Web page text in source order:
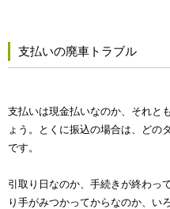
支払いの廃車トラブル
支払いは現金払いなのか、それと
ょう。とくに振込の場合は、どの
です。
引取り日なのか、手続きが終わっ
り手がみつかってからなのか、い